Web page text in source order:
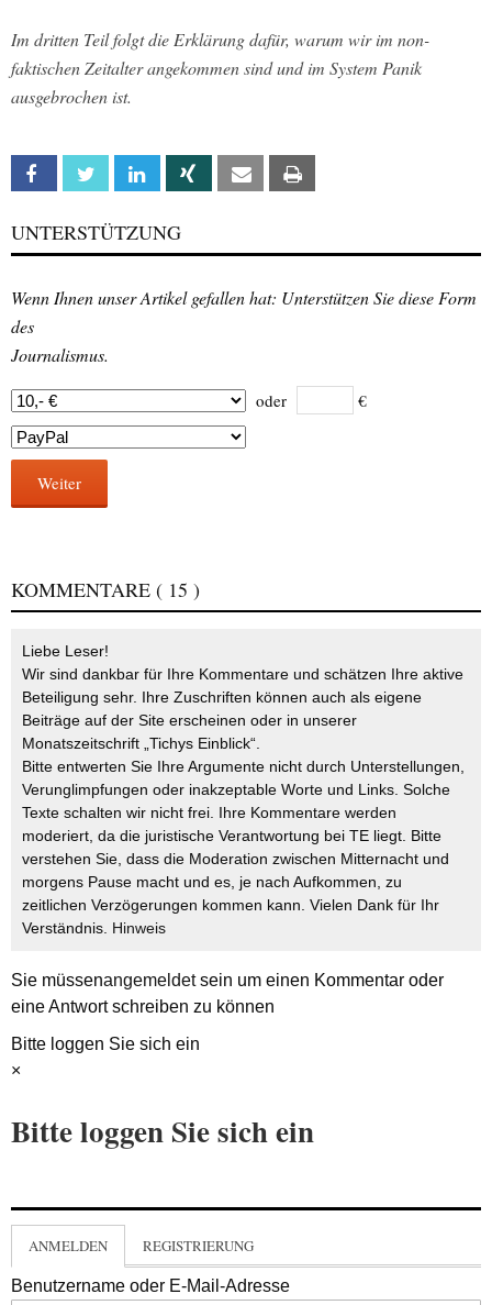
Im dritten Teil folgt die Erklärung dafür, warum wir im non-
faktischen Zeitalter angekommen sind und im System Panik
ausgebrochen ist.
Facebook Twitter Linkedin Xing Email
UNTERSTÜTZUNG
Wenn Ihnen unser Artikel gefallen hat: Unterstützen Sie diese Form
des
Journalismus.
oder €
Weiter
KOMMENTARE ( 15 )
Liebe Leser!
Wir sind dankbar für Ihre Kommentare und schätzen Ihre aktive
Beteiligung sehr. Ihre Zuschriften können auch als eigene
Beiträge auf der Site erscheinen oder in unserer
Monatszeitschrift „Tichys Einblick“.
Bitte entwerten Sie Ihre Argumente nicht durch Unterstellungen,
Verunglimpfungen oder inakzeptable Worte und Links. Solche
Texte schalten wir nicht frei. Ihre Kommentare werden
moderiert, da die juristische Verantwortung bei TE liegt. Bitte
verstehen Sie, dass die Moderation zwischen Mitternacht und
morgens Pause macht und es, je nach Aufkommen, zu
zeitlichen Verzögerungen kommen kann. Vielen Dank für Ihr
Verständnis. Hinweis
Sie müssenangemeldetsein um einen Kommentar oder
eine Antwort schreiben zu können
Bitte loggen Sie sich ein
×
Bitte loggen Sie sich ein
ANMELDEN REGISTRIERUNG
Benutzername oder E-Mail-Adresse